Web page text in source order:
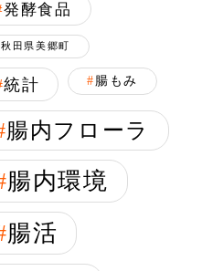
発酵食品
秋田県美郷町
統計 腸もみ
腸内フローラ
腸内環境
腸活